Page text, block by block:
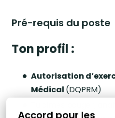
Accord pour les
Pré-requis du poste
Ton profil :
Autorisation
Médical (DQPRM)